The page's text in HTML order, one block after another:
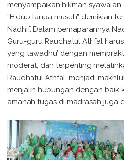
menyampaikan hikmah syawalan
“Hidup tanpa musuh” demikian
Nadhif. Dalam pemaparannya
Guru-guru Raudhatul Athfal
yang tawadhu’ dengan
moderat, dan terpenting
Raudhatul Athfal, menjadi
menjalin hubungan dengan baik
amanah tugas di madrasah juga